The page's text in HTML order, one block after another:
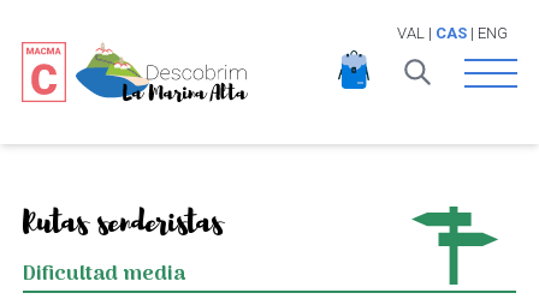
VAL | CAS| ENG
Open
Rutas senderistas
Dificultad media